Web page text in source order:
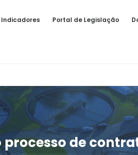
Indicadores Portal de Legislação
processo de